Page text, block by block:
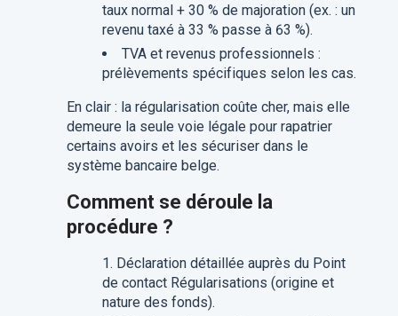
taux normal + 30 % de majoration (ex. : un
revenu taxé à 33 % passe à 63 %).
TVA et revenus professionnels :
prélèvements spécifiques selon les cas.
En clair : la régularisation coûte cher, mais elle
demeure la seule voie légale pour rapatrier
certains avoirs et les sécuriser dans le
système bancaire belge.
Comment se déroule la
procédure ?
Déclaration détaillée auprès du Point
de contact Régularisations (origine et
nature des fonds).